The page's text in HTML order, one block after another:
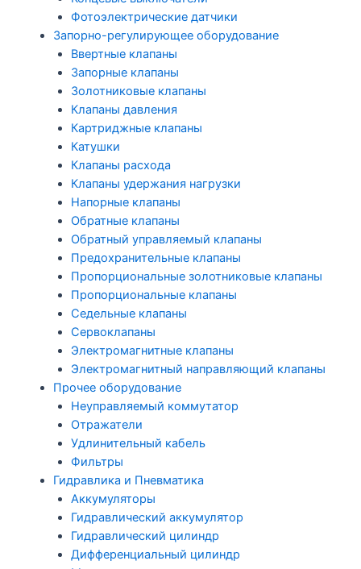
Фотоэлектрические датчики
Запорно-регулирующее оборудование
Ввертные клапаны
Запорные клапаны
Золотниковые клапаны
Клапаны давления
Картриджные клапаны
Катушки
Клапаны расхода
Клапаны удержания нагрузки
Напорные клапаны
Обратные клапаны
Обратный управляемый клапаны
Предохранительные клапаны
Пропорциональные золотниковые клапаны
Пропорциональные клапаны
Седельные клапаны
Сервоклапаны
Электромагнитные клапаны
Электромагнитный направляющий клапаны
Прочее оборудование
Неуправляемый коммутатор
Отражатели
Удлинительный кабель
Фильтры
Гидравлика и Пневматика
Аккумуляторы
Гидравлический аккумулятор
Гидравлический цилиндр
Дифференциальный цилиндр